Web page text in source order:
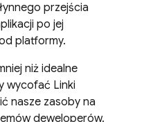
przejścia
po jej
platformy.
niż idealne
wycofać Linki
nasze zasoby na
deweloperów.